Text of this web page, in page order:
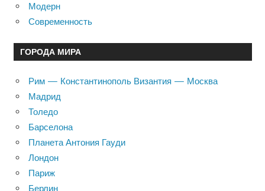
Модерн
Современность
ГОРОДА МИРА
Рим — Константинополь Византия — Москва
Мадрид
Толедо
Барселона
Планета Антония Гауди
Лондон
Париж
Берлин